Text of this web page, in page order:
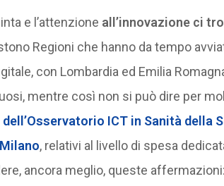
e l’attenzione all’innovazione ci
Regioni che hanno da tempo
con Lombardia ed Emilia
mentre così non si può dire per
dell’Osservatorio ICT in Sanità della
, relativi al livello di spesa
ancora meglio, queste